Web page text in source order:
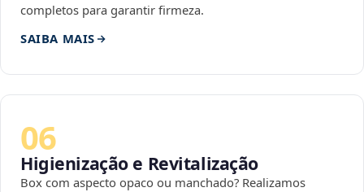
completos para garantir firmeza.
SAIBA MAIS
06
Higienização e Revitalização
Box com aspecto opaco ou manchado? Realizamos